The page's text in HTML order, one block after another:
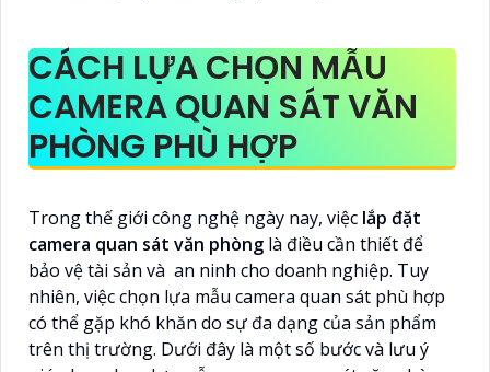
CÁCH LỰA CHỌN MẪU
CAMERA QUAN SÁT VĂN
PHÒNG PHÙ HỢP
Trong thế giới công nghệ ngày nay, việc lắp đặt
camera quan sát văn phòng là điều cần thiết để
bảo vệ tài sản và an ninh cho doanh nghiệp. Tuy
nhiên, việc chọn lựa mẫu camera quan sát phù hợp
có thể gặp khó khăn do sự đa dạng của sản phẩm
trên thị trường. Dưới đây là một số bước và lưu ý